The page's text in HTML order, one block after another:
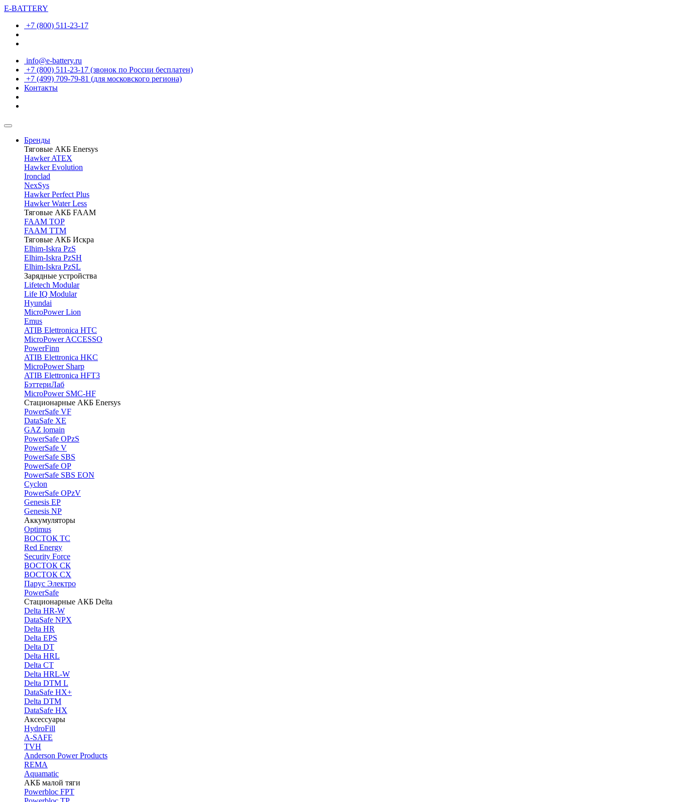
E-BATTERY
+7 (800) 511-23-17
info@e-battery.ru
+7 (800) 511-23-17 (звонок по России бесплатен)
+7 (499) 709-79-81 (для московского региона)
Контакты
Бренды
Тяговые АКБ Enersys
Hawker ATEX
Hawker Evolution
Ironclad
NexSys
Hawker Perfect Plus
Hawker Water Less
Тяговые АКБ FAAM
FAAM TOP
FAAM TTM
Тяговые АКБ Искра
Elhim-Iskra PzS
Elhim-Iskra PzSH
Elhim-Iskra PzSL
Зарядные устройства
Lifetech Modular
Life IQ Modular
Hyundai
MicroPower Lion
Emus
ATIB Elettronica HTC
MicroPower ACCESSO
PowerFinn
ATIB Elettronica HKC
MicroPower Sharp
ATIB Elettronica HFT3
БэттериЛаб
MicroPower SMC-HF
Стационарные АКБ Enersys
PowerSafe VF
DataSafe XE
GAZ lomain
PowerSafe OPzS
PowerSafe V
PоwerSafe SBS
PowerSafe OP
PоwerSafe SBS EON
Cyclon
PowerSafe OPzV
Genesis EP
Genesis NP
Аккумуляторы
Optimus
ВОСТОК ТС
Red Energy
Security Force
ВОСТОК СК
ВОСТОК СХ
Парус Электро
PowerSafe
Стационарные АКБ Delta
Delta HR-W
DataSafe NPX
Delta HR
Delta EPS
Delta DT
Delta HRL
Delta CT
Delta HRL-W
Delta DTM L
DataSafe HX+
Delta DTM
DataSafe HX
Аксессуары
HydroFill
A-SAFE
TVH
Anderson Power Products
REMA
Aquamatic
АКБ малой тяги
Powerbloc FPT